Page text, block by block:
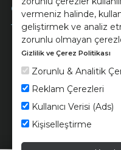
vermeniz halinde,
geliştirmek ve analiz
zorunlu olmayan
Gizlilik ve Çerez Politikası
Zorunlu & Analitik
Reklam Çerezleri
Kullanıcı Verisi (Ads)
Kişiselleştirme
Ödeme
© 2026 Ünsa Madencilik
Elektrik Üretim San.